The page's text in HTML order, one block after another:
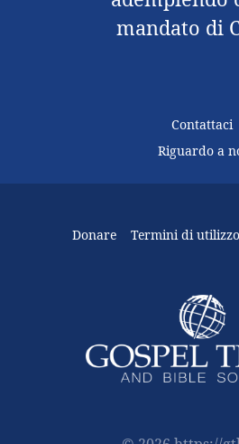
mandato di
Contattaci
Riguardo a
Donare Termini di utilizzo